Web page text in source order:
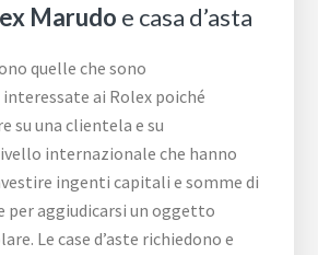
Marudo e casa d’asta
quelle che sono
ai Rolex poiché
su una clientela e su
internazionale che hanno
ingenti capitali e somme di
per aggiudicarsi un oggetto
Le case d’aste richiedono e